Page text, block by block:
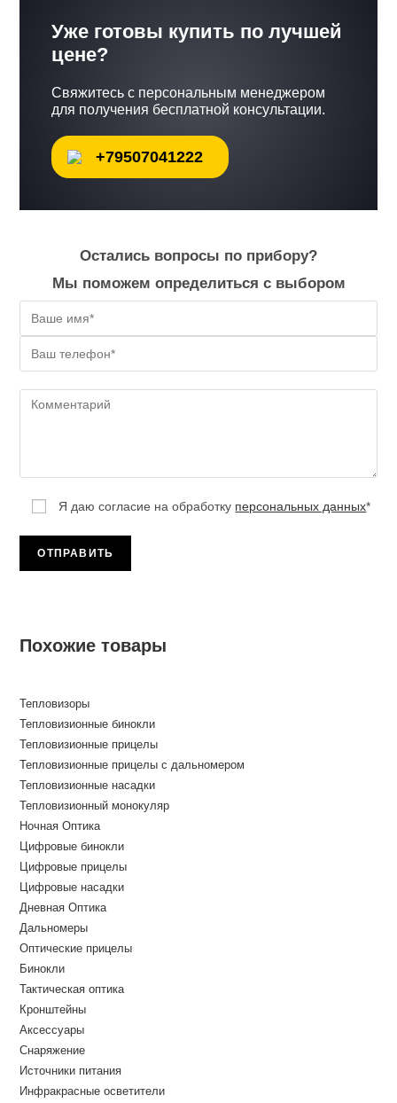
Уже готовы купить по лучшей
цене?
Свяжитесь с персональным менеджером
для получения бесплатной консультации.
+79507041222
Остались вопросы по прибору?
Мы поможем определиться с выбором
Я даю согласие на обработку персональных данных*
Похожие товары
Тепловизоры
Тепловизионные бинокли
Тепловизионные прицелы
Тепловизионные прицелы с дальномером
Тепловизионные насадки
Тепловизионный монокуляр
Ночная Оптика
Цифровые бинокли
Цифровые прицелы
Цифровые насадки
Дневная Оптика
Дальномеры
Оптические прицелы
Бинокли
Тактическая оптика
Кронштейны
Аксессуары
Снаряжение
Источники питания
Инфракрасные осветители